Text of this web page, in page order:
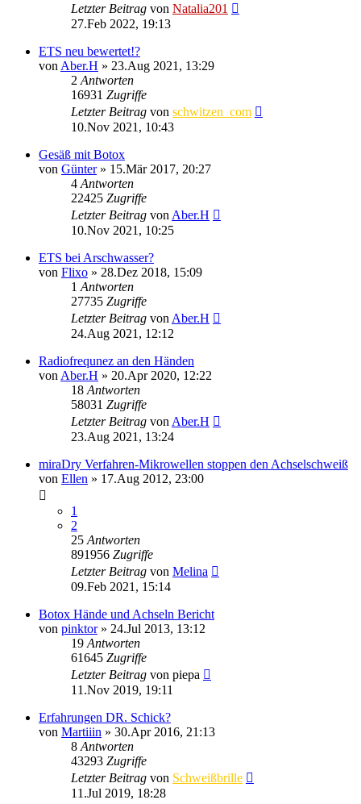
Letzter Beitrag von Natalia201
27.Feb 2022, 19:13
ETS neu bewertet!?
von Aber.H » 23.Aug 2021, 13:29
2 Antworten
16931 Zugriffe
Letzter Beitrag von schwitzen_com
10.Nov 2021, 10:43
Gesäß mit Botox
von Günter» 15.Mär 2017, 20:27
4 Antworten
22425 Zugriffe
Letzter Beitrag von Aber.H
10.Nov 2021, 10:25
ETS bei Arschwasser?
von Flixo » 28.Dez 2018, 15:09
1 Antworten
27735 Zugriffe
Letzter Beitrag von Aber.H
24.Aug 2021, 12:12
Radiofrequnez an den Händen
von Aber.H » 20.Apr 2020, 12:22
18 Antworten
58031 Zugriffe
Letzter Beitrag von Aber.H
23.Aug 2021, 13:24
miraDry Verfahren-Mikrowellen stoppen den Achselschweiß
von Ellen » 17.Aug 2012, 23:00
1
2
25 Antworten
891956 Zugriffe
Letzter Beitrag von Melina
09.Feb 2021, 15:14
Botox Hände und Achseln Bericht
von pinktor» 24.Jul 2013, 13:12
19 Antworten
61645 Zugriffe
Letzter Beitrag von piepa
11.Nov 2019, 19:11
Erfahrungen DR. Schick?
von Martiiin » 30.Apr 2016, 21:13
8 Antworten
43293 Zugriffe
Letzter Beitrag von Schweißbrille
11.Jul 2019, 18:28